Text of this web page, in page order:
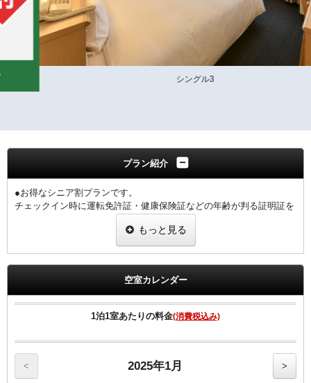
プラン紹介
●お得なシニア割プランです。
チェックイン時に運転免許証・健康保険証などの年齢が判る証明証を
1室につき、1名様の証明証の提示をお願いします。
※提示なき場合は割引無しの料金を適用させていただきます。
・全室Ｗi－Ｆi無料接続＆加湿空気清浄機＆枕元にＵＳＢコンセント
完備。
・ご宿泊者様専用の大浴場をご利用いただけます。
もっと見る
空室カレンダー
1泊1室あたりの料金(消費税込み)
< 2025年1月 >